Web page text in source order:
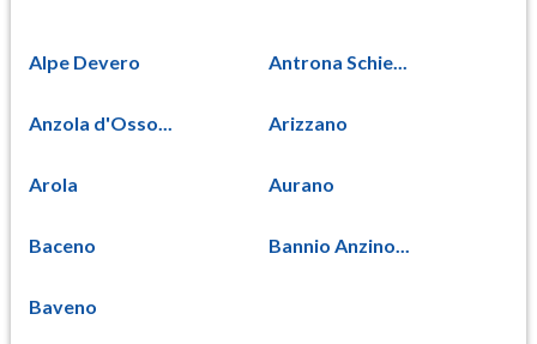
Alpe Devero Antrona Schie...
Anzola d'Osso... Arizzano
Arola Aurano
Baceno Bannio Anzino...
Baveno